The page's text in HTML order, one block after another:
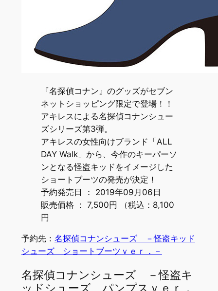
『名探偵コナン』のグッズがセブン
ネットショッピング限定で登場！！
アキレスによる名探偵コナンシュー
ズシリーズ第3弾。
アキレスの女性向けブランド「ALL
DAY Walk」から、今作のキーパーソ
ンとなる怪盗キッドをイメージした
ショートブーツの発売が決定！
予約発売日 ： 2019年09月06日
販売価格 ： 7,500円 （税込：8,100
円
予約先： 名探偵コナンシューズ －怪盗キッド
シューズ ショートブーツｖｅｒ．－
名探偵コナンシューズ －怪盗キ